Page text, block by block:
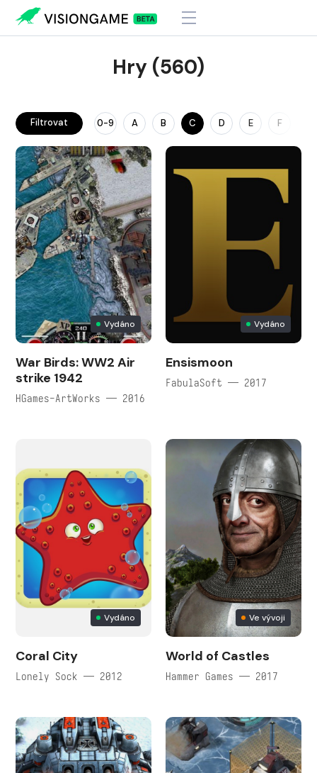
Hry (560)
Filtrovat 0-9 A B C D E F
Vydáno
War Birds: WW2 Air
strike 1942
HGames-ArtWorks — 2016
Vydáno
Ensismoon
FabulaSoft — 2017
Vydáno
Coral City
Lonely Sock — 2012
Ve vývoji
World of Castles
Hammer Games — 2017